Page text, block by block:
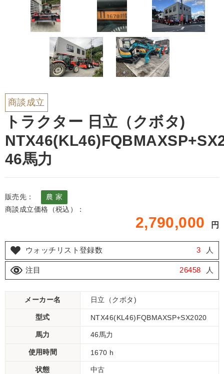
商談成立
トラクター 日立（クボタ)
46馬力
販売先：
農 家
商談成立価格（税込）：
2,790,000 円
ウォッチリスト登録数 3 人
注目 26458 人
メーカー名 日立（クボタ)
型式 NTX46(KL46)FQBMAXSP+SX2020
馬力 46馬力
使用時間 1670 h
状態 中古